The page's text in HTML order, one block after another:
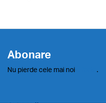
Abonare
Nu pierde cele mai noi oferte.